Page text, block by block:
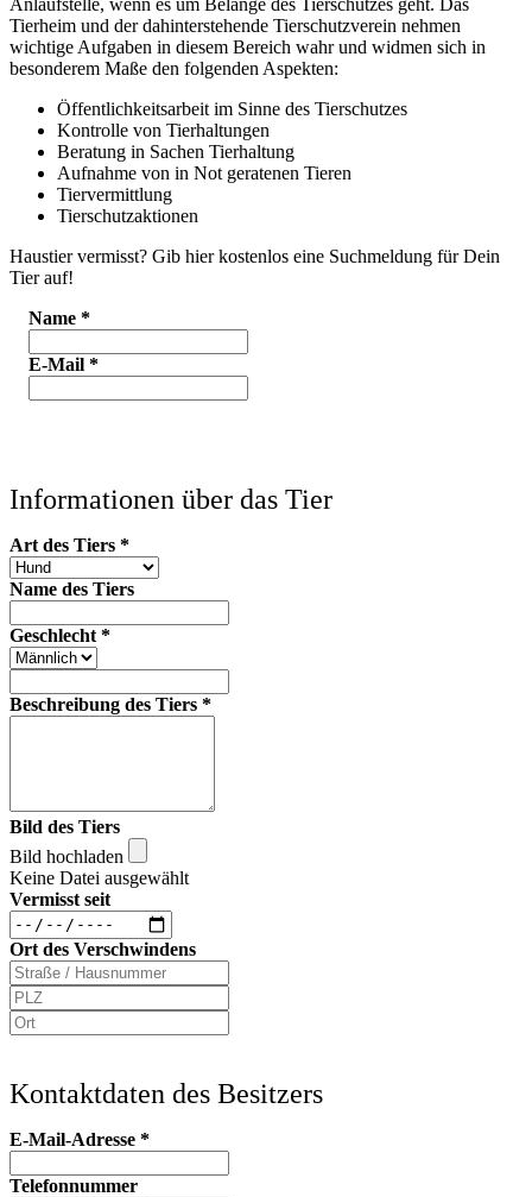
Tierheim und der dahinterstehende Tierschutzverein nehmen
wichtige Aufgaben in diesem Bereich wahr und widmen sich in
besonderem Maße den folgenden Aspekten:
Öffentlichkeitsarbeit im Sinne des Tierschutzes
Kontrolle von Tierhaltungen
Beratung in Sachen Tierhaltung
Aufnahme von in Not geratenen Tieren
Tiervermittlung
Tierschutzaktionen
Haustier vermisst? Gib hier kostenlos eine Suchmeldung für Dein
Tier auf!
Name *
E-Mail *
Informationen über das Tier
Art des Tiers *
Name des Tiers
Geschlecht *
Beschreibung des Tiers *
Bild des Tiers
Bild hochladen
Keine Datei ausgewählt
Vermisst seit
Ort des Verschwindens
Kontaktdaten des Besitzers
E-Mail-Adresse *
Telefonnummer